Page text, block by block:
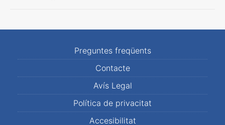
Preguntes freqüents
Contacte
Avís Legal
Política de privacitat
Accesibilitat